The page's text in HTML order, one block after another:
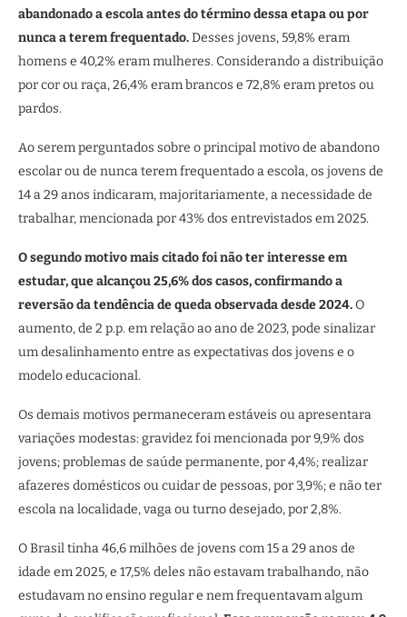
abandonado a escola antes do término dessa etapa ou por
nunca a terem frequentado.Desses jovens, 59,8% eram
homens e 40,2% eram mulheres. Considerando a distribuição
por cor ou raça, 26,4% eram brancos e 72,8% eram pretos ou
pardos.
Ao serem perguntados sobre o principal motivo de abandono
escolar ou de nunca terem frequentado a escola, os jovens de
14 a 29 anos indicaram, majoritariamente, a necessidade de
trabalhar, mencionada por 43% dos entrevistados em 2025.
O segundo motivo mais citado foi não ter interesse em
estudar, que alcançou 25,6% dos casos, confirmando a
reversão da tendência de queda observada desde 2024.O
aumento, de 2 p.p. em relação ao ano de 2023, pode sinalizar
um desalinhamento entre as expectativas dos jovens e o
modelo educacional.
Os demais motivos permaneceram estáveis ou apresentara
variações modestas: gravidez foi mencionada por 9,9% dos
jovens; problemas de saúde permanente, por 4,4%; realizar
afazeres domésticos ou cuidar de pessoas, por 3,9%; e não ter
escola na localidade, vaga ou turno desejado, por 2,8%.
O Brasil tinha 46,6 milhões de jovens com 15 a 29 anos de
idade em 2025, e 17,5% deles não estavam trabalhando, não
estudavam no ensino regular e nem frequentavam algum